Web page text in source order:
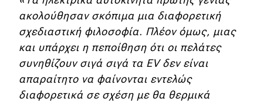
Χρηστικά
Συμβουλές
ΚΤΕΟ
ακολούθησαν σκόπιμα μια διαφορετική
σχεδιαστική φιλοσοφία. Πλέον όμως, μιας
και υπάρχει η πεποίθηση ότι οι πελάτες
συνηθίζουν σιγά σιγά τα EV δεν είναι
απαραίτητο να φαίνονται εντελώς
διαφορετικά σε σχέση με θα θερμικά